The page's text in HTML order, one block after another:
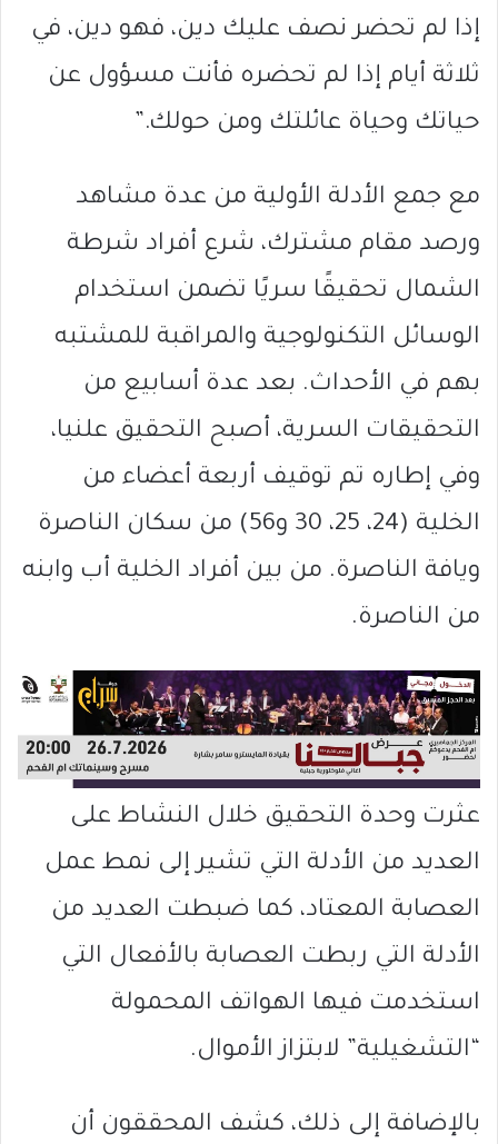
إذا لم تحضر نصف عليك دين، فهو دين، في
ثلاثة أيام إذا لم تحضره فأنت مسؤول عن
حياتك وحياة عائلتك ومن حولك.”
مع جمع الأدلة الأولية من عدة مشاهد
ورصد مقام مشترك، شرع أفراد شرطة
الشمال تحقيقًا سريًا تضمن استخدام
الوسائل التكنولوجية والمراقبة للمشتبه
بهم في الأحداث. بعد عدة أسابيع من
التحقيقات السرية، أصبح التحقيق علنيا،
وفي إطاره تم توقيف أربعة أعضاء من
الخلية (24، 25، 30 و56) من سكان الناصرة
ويافة الناصرة. من بين أفراد الخلية أب وابنه
من الناصرة.
عثرت وحدة التحقيق خلال النشاط على
العديد من الأدلة التي تشير إلى نمط عمل
العصابة المعتاد، كما ضبطت العديد من
الأدلة التي ربطت العصابة بالأفعال التي
استخدمت فيها الهواتف المحمولة
“التشغيلية” لابتزاز الأموال.
بالإضافة إلى ذلك، كشف المحققون أن